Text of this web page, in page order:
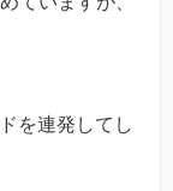
を連発してし